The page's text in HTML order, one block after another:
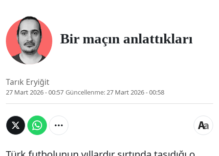
Bir maçın anlattıkları
Tarık Eryiğit
27 Mart 2026 - 00:57 Güncellenme:27 Mart 2026 - 00:58